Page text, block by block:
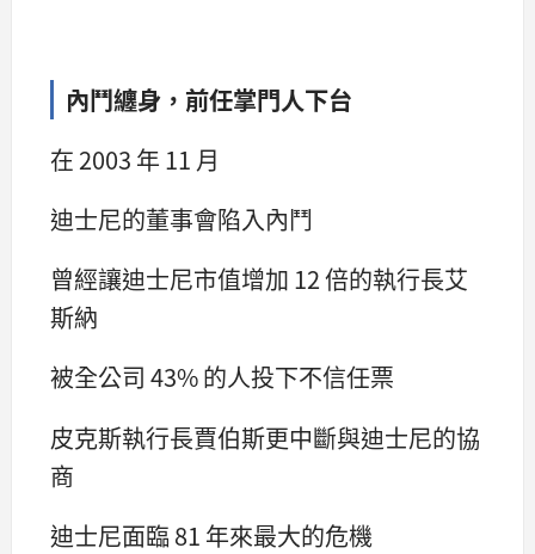
內鬥纏身，前任掌門人下台
在 2003 年 11 月
迪士尼的董事會陷入內鬥
曾經讓迪士尼市值增加 12 倍的執行長艾
斯納
被全公司 43% 的人投下不信任票
皮克斯執行長賈伯斯更中斷與迪士尼的協
商
迪士尼面臨 81 年來最大的危機